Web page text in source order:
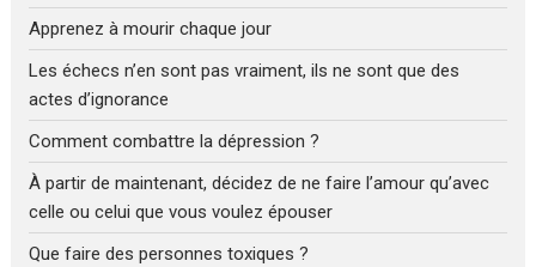
Apprenez à mourir chaque jour
Les échecs n’en sont pas vraiment, ils ne sont que des
actes d’ignorance
Comment combattre la dépression ?
À partir de maintenant, décidez de ne faire l’amour qu’avec
celle ou celui que vous voulez épouser
Que faire des personnes toxiques ?